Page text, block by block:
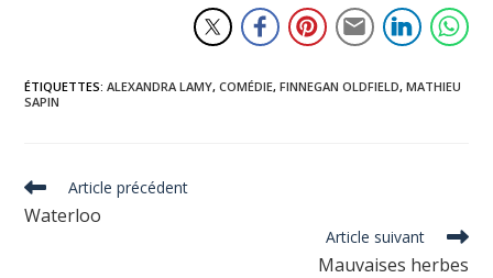
ÉTIQUETTES:ALEXANDRA LAMY, COMÉDIE, FINNEGAN OLDFIELD, MATHIEU
SAPIN
Read
more
articles
Article précédent
Waterloo
Article suivant
Mauvaises herbes